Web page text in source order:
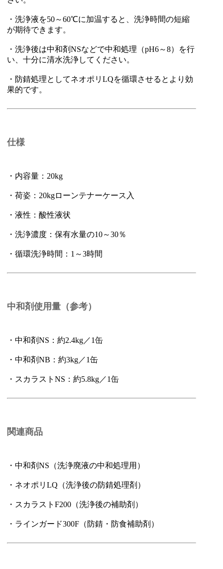
・洗浄液を50～60℃に加温すると、洗浄時間の短縮
が期待できます。
・洗浄後は中和剤NSなどで中和処理（pH6～8）を行
い、十分に清水洗浄してください。
・防錆処理としてネオポリLQを循環させるとより効
果的です。
仕様
・内容量：20kg
・荷姿：20kgローンテナーケース入
・液性：酸性液状
・洗浄濃度：保有水量の10～30％
・循環洗浄時間：1～3時間
中和剤使用量（参考）
・中和剤NS：約2.4kg／1缶
・中和剤NB：約3kg／1缶
・スカラストNS：約5.8kg／1缶
関連商品
・中和剤NS（洗浄廃液の中和処理用）
・ネオポリLQ（洗浄後の防錆処理剤）
・スカラストF200（洗浄後の補助剤）
・ラインガード300F（防錆・防食補助剤）